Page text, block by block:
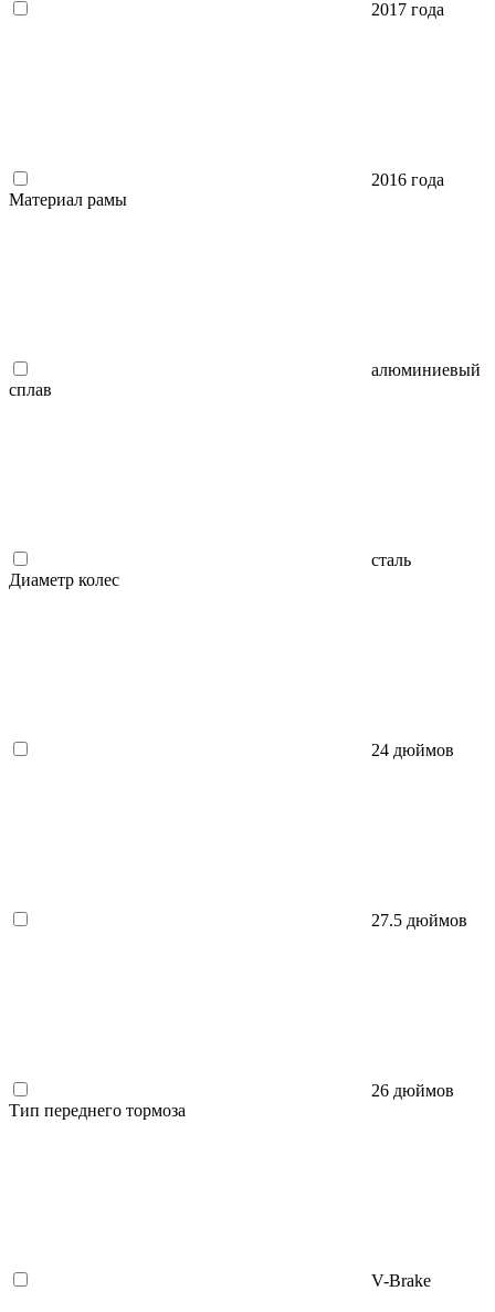
2017 года
2016 года
Материал рамы
алюминиевый
сплав
сталь
Диаметр колес
24 дюймов
27.5 дюймов
26 дюймов
Тип переднего тормоза
V-Brake